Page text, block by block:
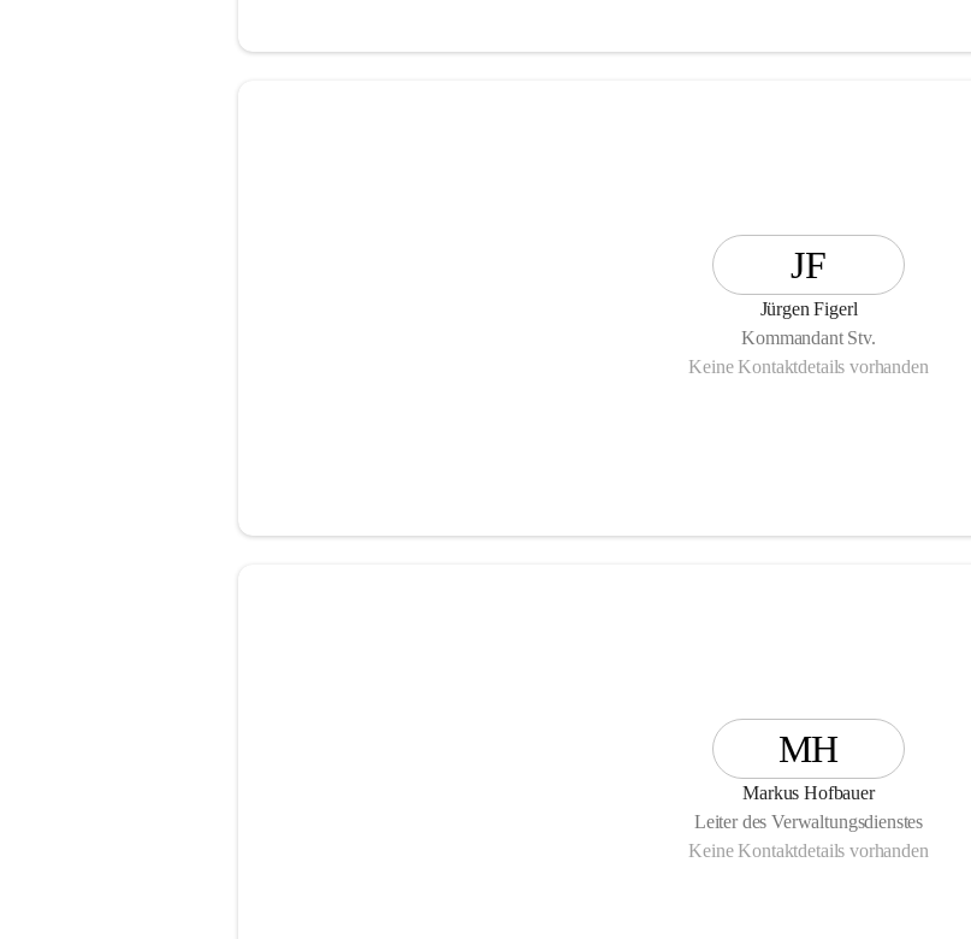
JF
Jürgen Figerl
Kommandant Stv.
Keine Kontaktdetails vorhanden
MH
Markus Hofbauer
Leiter des Verwaltungsdienstes
Keine Kontaktdetails vorhanden